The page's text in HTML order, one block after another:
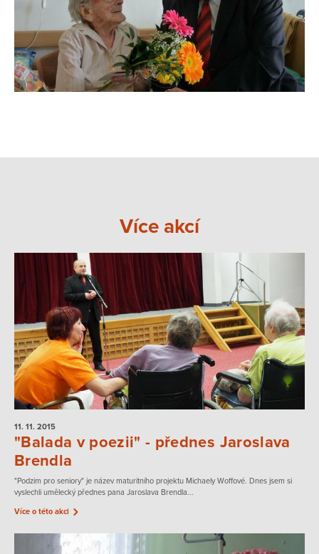
Více akcí
11. 11. 2015
"Balada v poezii" - přednes Jaroslava
Brendla
"Podzim pro seniory" je název maturitního projektu Michaely Woffové. Dnes jsem si
vyslechli umělecký přednes pana Jaroslava Brendla...
Více o této akci